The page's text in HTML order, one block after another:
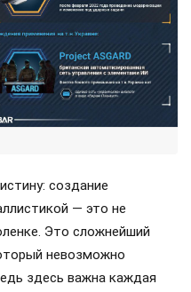
создание
— это не
Это сложнейший
невозможно
здесь важна каждая